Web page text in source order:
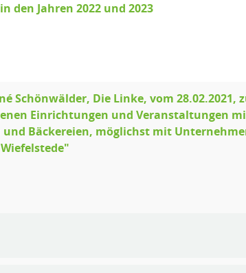
den Jahren 2022 und 2023
Schönwälder, Die Linke, vom 28.02.2021,
Einrichtungen und Veranstaltungen
Bäckereien, möglichst mit